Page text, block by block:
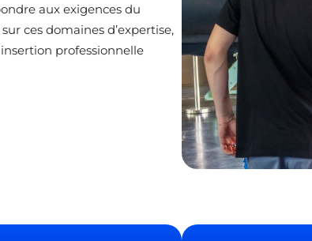
aux exigences du
ces domaines d’expertise,
professionnelle